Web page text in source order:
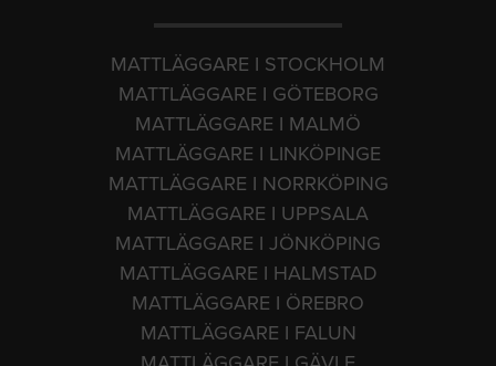
MATTLÄGGARE I STOCKHOLM
MATTLÄGGARE I GÖTEBORG
MATTLÄGGARE I MALMÖ
MATTLÄGGARE I LINKÖPINGE
MATTLÄGGARE I NORRKÖPING
MATTLÄGGARE I UPPSALA
MATTLÄGGARE I JÖNKÖPING
MATTLÄGGARE I HALMSTAD
MATTLÄGGARE I ÖREBRO
MATTLÄGGARE I FALUN